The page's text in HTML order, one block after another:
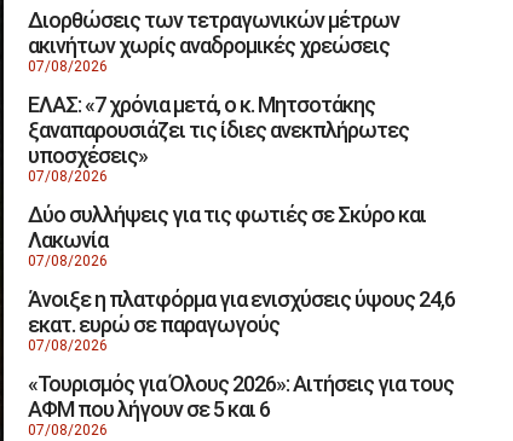
Διορθώσεις των τετραγωνικών μέτρων
ακινήτων χωρίς αναδρομικές χρεώσεις
07/08/2026
ΕΛΑΣ: «7 χρόνια μετά, ο κ. Μητσοτάκης
ξαναπαρουσιάζει τις ίδιες ανεκπλήρωτες
υποσχέσεις»
07/08/2026
Δύο συλλήψεις για τις φωτιές σε Σκύρο και
Λακωνία
07/08/2026
Άνοιξε η πλατφόρμα για ενισχύσεις ύψους 24,6
εκατ. ευρώ σε παραγωγούς
07/08/2026
«Τουρισμός για Όλους 2026»: Αιτήσεις για τους
ΑΦΜ που λήγουν σε 5 και 6
07/08/2026